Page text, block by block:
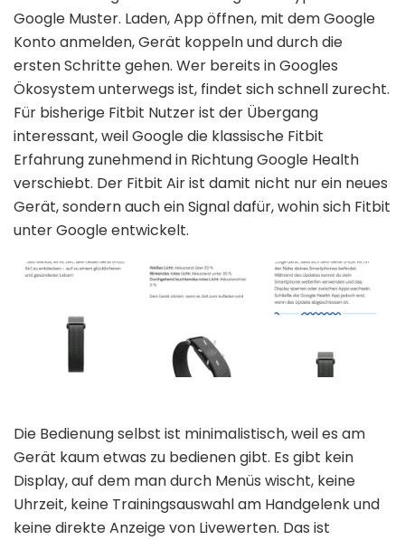
Google Muster. Laden, App öffnen, mit dem Google
Konto anmelden, Gerät koppeln und durch die
ersten Schritte gehen. Wer bereits in Googles
Ökosystem unterwegs ist, findet sich schnell zurecht.
Für bisherige Fitbit Nutzer ist der Übergang
interessant, weil Google die klassische Fitbit
Erfahrung zunehmend in Richtung Google Health
verschiebt. Der Fitbit Air ist damit nicht nur ein neues
Gerät, sondern auch ein Signal dafür, wohin sich Fitbit
unter Google entwickelt.
Die Bedienung selbst ist minimalistisch, weil es am
Gerät kaum etwas zu bedienen gibt. Es gibt kein
Display, auf dem man durch Menüs wischt, keine
Uhrzeit, keine Trainingsauswahl am Handgelenk und
keine direkte Anzeige von Livewerten. Das ist